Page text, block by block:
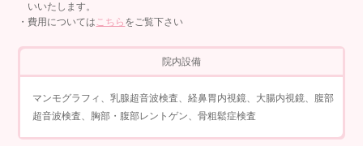
いいたします。
・費用についてはこちら をご覧下さい
院内設備
マンモグラフィ、乳腺超音波検査、経鼻胃内視鏡、大腸内視鏡、腹部
超音波検査、胸部・腹部レントゲン、骨粗鬆症検査